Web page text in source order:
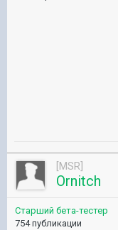
[MSR]
Ornitch
Старший бета-тестер
754 публикации